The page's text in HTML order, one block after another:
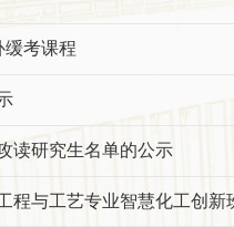
缓考课程
读研究生名单的公示
程与工艺专业智慧化工创新